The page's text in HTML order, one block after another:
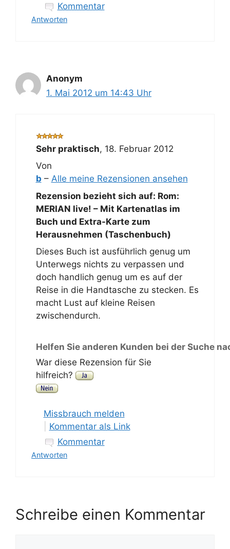
Kommentar
Antworten
Anonym
1. Mai 2012 um 14:43 Uhr
Sehr praktisch, 18. Februar 2012
Von
b – Alle meine Rezensionen ansehen
Rezension bezieht sich auf: Rom:
MERIAN live! – Mit Kartenatlas im
Buch und Extra-Karte zum
Herausnehmen (Taschenbuch)
Dieses Buch ist ausführlich genug um
Unterwegs nichts zu verpassen und
doch handlich genug um es auf der
Reise in die Handtasche zu stecken. Es
macht Lust auf kleine Reisen
zwischendurch.
Helfen Sie anderen Kunden bei der Suche
War diese Rezension für Sie
hilfreich?
Missbrauch melden
Kommentar als Link
Kommentar
Antworten
Schreibe einen Kommentar